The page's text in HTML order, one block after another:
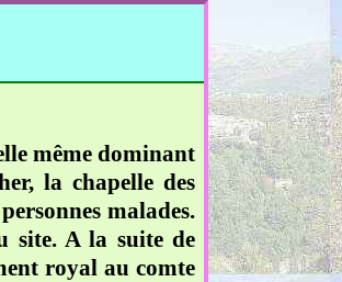
même dominant
la chapelle des
malades.
site. A la suite de
royal au comte